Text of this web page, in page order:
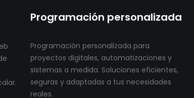
Programación personalizada
Programación personalizada para
proyectos digitales, automatizaciones y
sistemas a medida. Soluciones eficientes,
seguras y adaptadas a tus necesidades
reales.